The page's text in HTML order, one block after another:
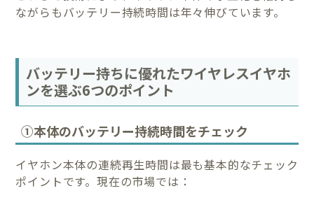
ながらもバッテリー持続時間は年々伸びています。
バッテリー持ちに優れたワイヤレスイヤホ
ンを選ぶ6つのポイント
①本体のバッテリー持続時間をチェック
イヤホン本体の連続再生時間は最も基本的なチェック
ポイントです。現在の市場では：